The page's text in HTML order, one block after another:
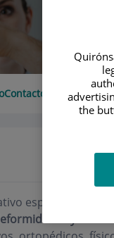
Contacto Datos de
especialista que
y
the